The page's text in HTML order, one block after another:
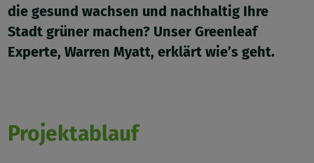
die gesund wachsen und nachhaltig Ihre
Stadt grüner machen? Unser Greenleaf
Experte, Warren Myatt, erklärt wie’s geht.
Projektablauf